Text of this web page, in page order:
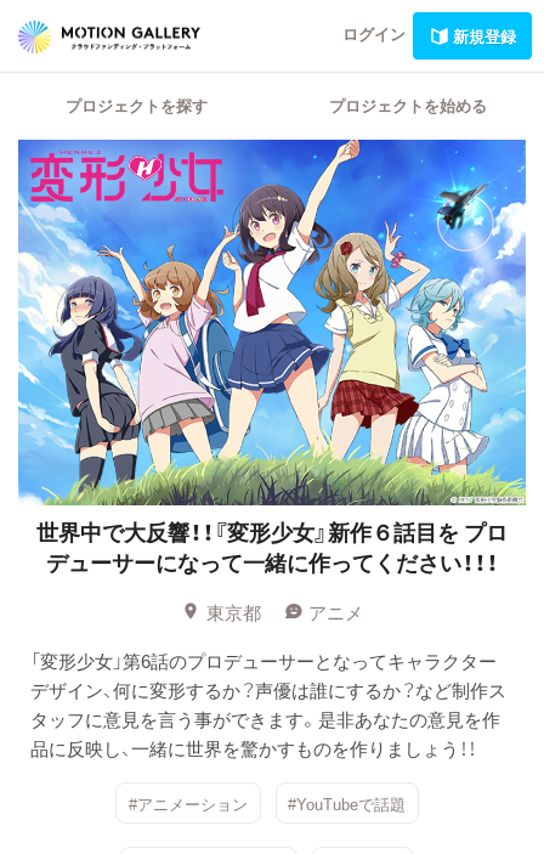
ログイン 新規登録
プロジェクトを探す プロジェクトを始める
世界中で大反響！！『変形少女』新作６話目を プロ
デューサーになって一緒に作ってください！！！
東京都
アニメ
「変形少女」第6話のプロデューサーとなってキャラクター
デザイン、何に変形するか？声優は誰にするか？など制作ス
タッフに意見を言う事ができます。是非あなたの意見を作
品に反映し、一緒に世界を驚かすものを作りましょう！！
#アニメーション #YouTubeで話題